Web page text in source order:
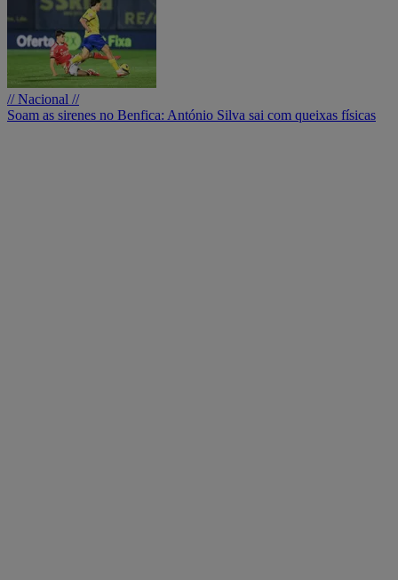
// Nacional //
Soam as sirenes no Benfica: António Silva sai com queixas físicas